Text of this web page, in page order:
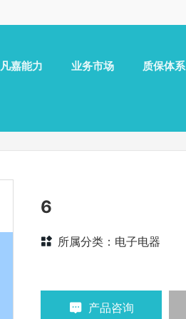
凡嘉能力 业务市场 质保体系
6
所属分类： 电子电器
产品咨询